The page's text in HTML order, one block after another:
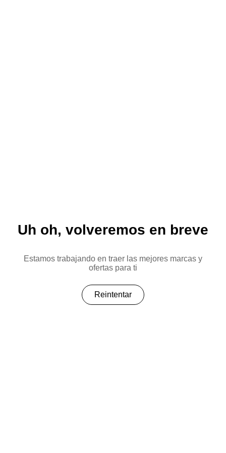
Uh oh, volveremos en breve
Estamos trabajando en traer las mejores marcas y
ofertas para ti
Reintentar